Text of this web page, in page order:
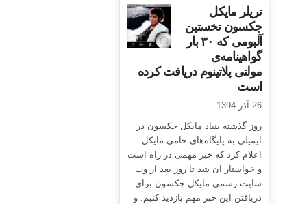
تریلر مایکل
جکسون نخستین
آلبومی که ۳۰ بار
گواهینامه‌ی
مولتی پلاتینوم دریافت کرده
است
26 آذر 1394
روز گذشته بنیاد مایکل جکسون در
ایمیلی به پایگاه‌های حامی مایکل
اعلام کرد که خبر مهمی در راه است
و خواستار آن شد تا روز بعد از وب
سایت رسمی مایکل جکسون برای
دریافتن این خبر مهم بازدید کنیم. و